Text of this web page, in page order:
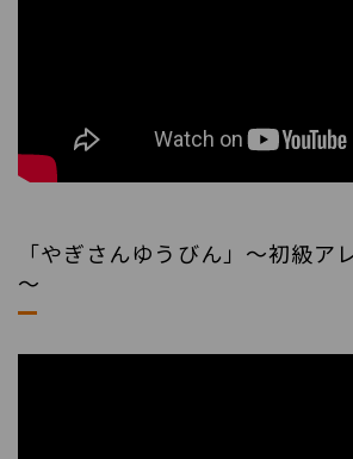
「やぎさんゆうびん」～初級ア
～